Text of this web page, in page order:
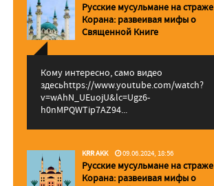
Русские мусульмане на страже
Корана: pазвеивая мифы о
Священной Книге
Кому интересно, само видео
здесьhttps://www.youtube.com/watch?
v=wAhN_UEuojU&lc=Ugz6-
h0nMPQWTip7AZ94...
KRR AKK 09.06.2024, 18:56
Русские мусульмане на страже
Корана: pазвеивая мифы о